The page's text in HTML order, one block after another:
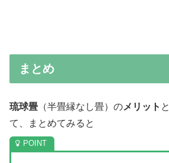
まとめ
琉球畳 （半畳縁なし畳）のメリット と
て、まとめてみると